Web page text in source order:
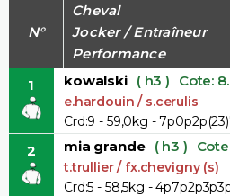
N°
Cheval
Jocker / Entraîneur
Performance
1
kowalski ( h3 ) Cote:
e.hardouin / s.cerulis
Crd:9 - 59,0kg -
2 mia grande ( h3 )
t.trullier / fx.chevigny (s)
Crd:5 - 58,5kg -